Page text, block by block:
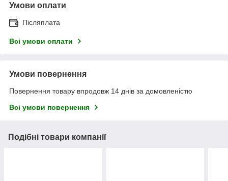
Умови оплати
Післяплата
Всі умови оплати
Умови повернення
Повернення товару впродовж 14 днів за домовленістю
Всі умови повернення
Подібні товари компанії